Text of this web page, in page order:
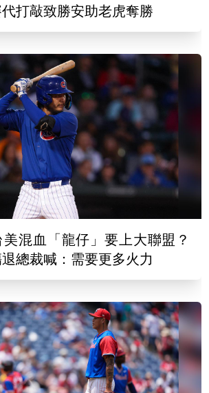
打敲致勝安助老虎奪勝
混血「龍仔」要上大聯盟？
總裁喊：需要更多火力